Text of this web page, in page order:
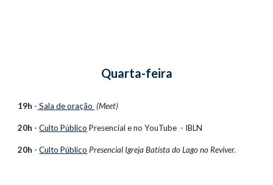
Quarta-feira
19h - Sala de oração (Meet)
20h - Culto Público Presencial e no YouTube  - IBLN
20h - Culto Público Presencial Igreja Batista do Lago no Reviver.